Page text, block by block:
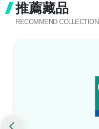
推薦藏品
RECOMMEND COLLECTION